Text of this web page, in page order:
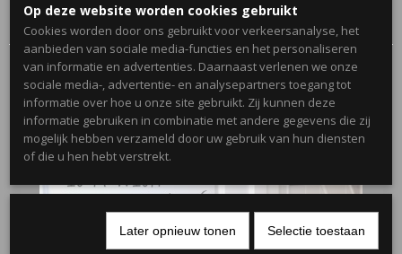
Home >Webshop>Stickers>Muurstickers Woonkamer
Muursticker A dream
NAAM EN GEBOORTEJAAR
Op deze website worden cookies gebruikt
Cookies worden door ons gebruikt voor verkeersanalyse, het
aanbieden van sociale media-functies en het personaliseren
van informatie en advertenties. Daarnaast verlenen we onze
sociale media-, advertentie- en analysepartners toegang tot
informatie over hoe u onze site gebruikt. Zij kunnen deze
informatie gebruiken in combinatie met andere gegevens die zij
mogelijk hebben verzameld door uw gebruik van hun diensten
of die u hen hebt verstrekt.
Later opnieuw tonen Selectie toestaan